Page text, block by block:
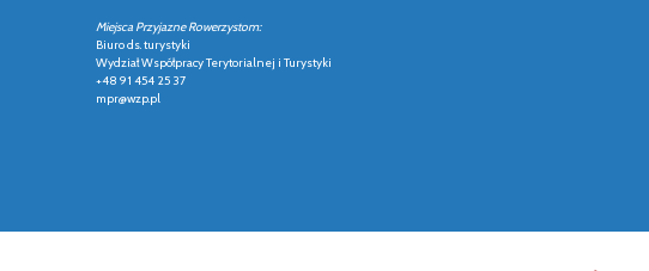
Miejsca Przyjazne Rowerzystom:
Biuro ds. turystyki
Wydział Współpracy Terytorialnej i Turystyki
+48 91 454 25 37
mpr@wzp.pl